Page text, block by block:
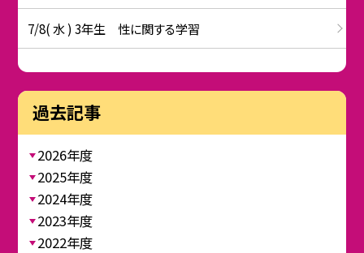
7/8( 水 ) 3年生 性に関する学習
過去記事
2026年度
2025年度
2024年度
2023年度
2022年度